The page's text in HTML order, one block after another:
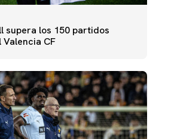
supera los 150 partidos
CF